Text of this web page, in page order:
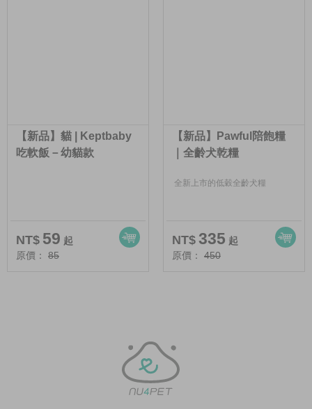
【新品】貓 | Keptbaby
吃軟飯－幼貓款
NT$ 59 起
原價：
85
【新品】Pawful陪飽糧
｜全齡犬乾糧
全新上市的低穀全齡犬糧
NT$ 335 起
原價：
450